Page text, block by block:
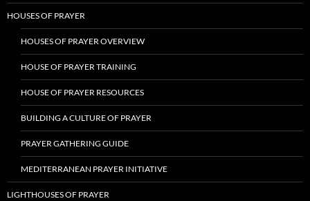
HOUSES OF PRAYER
HOUSES OF PRAYER OVERVIEW
HOUSE OF PRAYER TRAINING
HOUSE OF PRAYER RESOURCES
BUILDING A CULTURE OF PRAYER
PRAYER GATHERING GUIDE
MEDITERRANEAN PRAYER INITIATIVE
LIGHTHOUSES OF PRAYER